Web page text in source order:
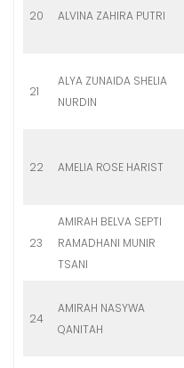
20 ALVINA ZAHIRA PUTRI
21
ALYA ZUNAIDA SHELIA
NURDIN
22 AMELIA ROSE HARIST
23
AMIRAH BELVA SEPTI
RAMADHANI MUNIR
TSANI
24
AMIRAH NASYWA
QANITAH